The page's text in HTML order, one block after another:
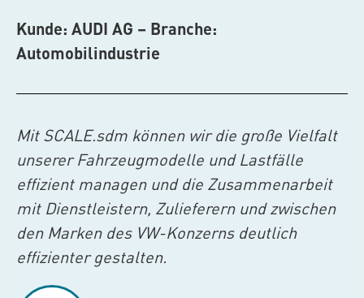
Kunde: AUDI AG – Branche:
Automobilindustrie
MitSCALE.sdm können wir die große Vielfalt
unserer Fahrzeugmodelle und Lastfälle
effizient managen und die Zusammenarbeit
mit Dienstleistern, Zulieferern und zwischen
den Marken des VW-Konzerns deutlich
effizienter gestalten.